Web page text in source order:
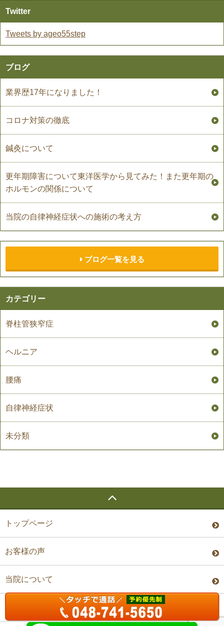
Twitter
Tweets by ageo55step
ブログ
業界歴17年になりました！
コロナ対策の徹底
鍼灸について
更年期障害について東洋医学から見てみた！また更年期の
ホルモンの関係について
当院の自律神経症状への施術の考え方
ブログ一覧を見る
カテゴリー
脊柱管狭窄症
ヘルニア
腰痛
自律神経症状
未分類
トップページ
お客様の声
当院について